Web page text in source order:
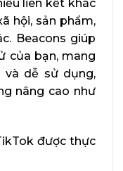
liên kết khác
hội, sản phẩm,
Beacons giúp
của bạn, mang
dễ sử dụng,
nâng cao như
được thực